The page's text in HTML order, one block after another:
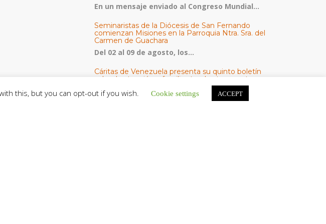
En un mensaje enviado al Congreso Mundial...
Seminaristas de la Diócesis de San Fernando
comienzan Misiones en la Parroquia Ntra. Sra. del
Carmen de Guachara
Del 02 al 09 de agosto, los...
Cáritas de Venezuela presenta su quinto boletín
sobre la atención a familias tras los terremotos
Cáritas de Venezuela publicó este martes 4...
this, but you can opt-out if you wish. Cookie settings ACCEPT